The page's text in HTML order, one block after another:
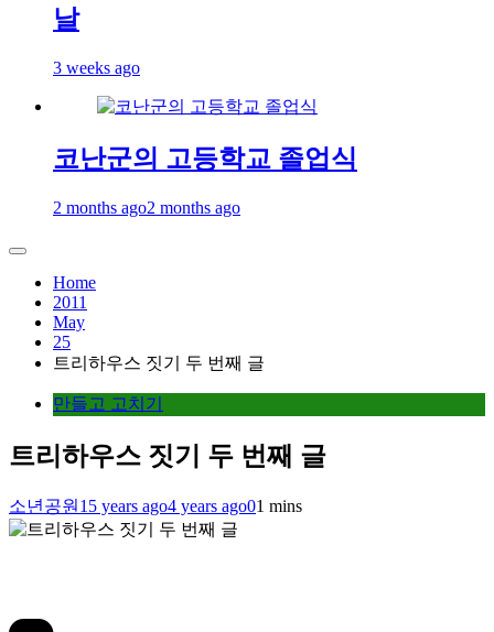
날
3 weeks ago
코난군의 고등학교 졸업식
2 months ago2 months ago
Home
2011
May
25
트리하우스 짓기 두 번째 글
만들고 고치기
트리하우스 짓기 두 번째 글
소년공원 15 years ago4 years ago01 mins